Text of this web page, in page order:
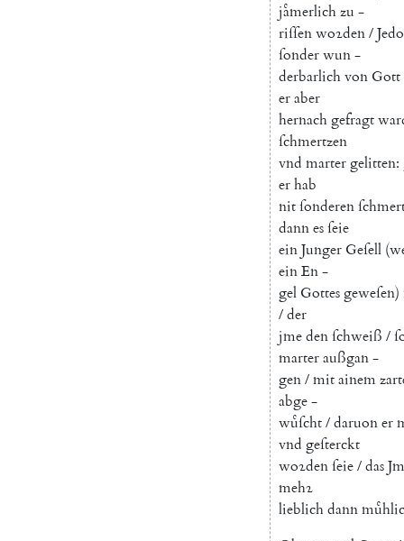
jaͤmerlichzu -
riſſenwoꝛden/
ſonderwun-
derbarlichvon Gott
eraber
hernachgefragt
ſchmertzen
vnd martergelitten:
erhab
nitſonderen
dannesſeie
einJunger Geſell (
einEn-
gel Gottesgeweſen)
/der
jmedenſchweiß /
marteraußgan-
gen/mitainem
abge-
wuͤſcht/daruoner
vnd geſterckt
woꝛdenſeie/das
mehꝛ
lieblichdann